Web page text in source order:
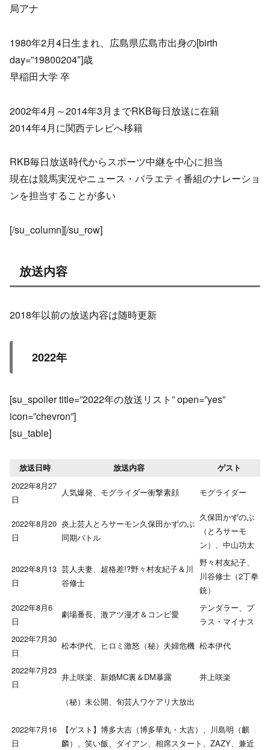
局アナ
1980年2月4日生まれ、広島県広島市出身の[birth
day=”19800204″]歳
早稲田大学 卒
2002年4月～2014年3月までRKB毎日放送に在籍
2014年4月に関西テレビへ移籍
RKB毎日放送時代からスポーツ中継を中心に担当
現在は競馬実況やニュース・バラエティ番組のナレーショ
ンを担当することが多い
[/su_column][/su_row]
放送内容
2018年以前の放送内容は随時更新
2022年
[su_spoiler title=”2022年の放送リスト” open=”yes”
icon=”chevron”]
[su_table]
放送日時 放送内容 ゲスト
2022年8月27
日
人気爆発、モグライダー衝撃素顔 モグライダー
2022年8月20
日
炎上芸人とろサーモン久保田かずのぶ
同期バトル
久保田かずのぶ
（とろサーモ
ン）、中山功太
2022年8月13
日
芸人夫妻、超格差!?野々村友紀子＆川
谷修士
野々村友紀子、
川谷修士（2丁拳
銃）
2022年8月6
日
劇場番長、激アツ漫才＆コンビ愛
テンダラー、プ
ラス・マイナス
2022年7月30
日
松本伊代、ヒロミ激怒（秘）夫婦危機 松本伊代
2022年7月23
日
井上咲楽、新婚MC裏＆DM暴露 井上咲楽
2022年7月16
日
（秘）未公開、旬芸人ワケアリ大放出
【ゲスト】博多大吉（博多華丸・大吉）、川島明（麒
麟）、笑い飯、ダイアン、相席スタート、ZAZY、兼近